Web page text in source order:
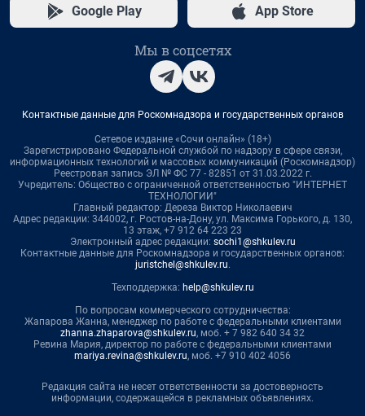
Google Play App Store
Мы в соцсетях
Контактные данные для Роскомнадзора и государственных органов
Сетевое издание «Сочи онлайн» (18+)
Зарегистрировано Федеральной службой по надзору в сфере связи,
информационных технологий и массовых коммуникаций (Роскомнадзор)
Реестровая запись ЭЛ № ФС 77 - 82851 от 31.03.2022 г.
Учредитель: Общество с ограниченной ответственностью "ИНТЕРНЕТ
ТЕХНОЛОГИИ"
Главный редактор: Дереза Виктор Николаевич
Адрес редакции: 344002, г. Ростов-на-Дону, ул. Максима Горького, д. 130,
13 этаж, +7 912 64 223 23
Электронный адрес редакции: sochi1@shkulev.ru
Контактные данные для Роскомнадзора и государственных органов:
juristchel@shkulev.ru.
Техподдержка: help@shkulev.ru
По вопросам коммерческого сотрудничества:
Жапарова Жанна, менеджер по работе с федеральными клиентами
zhanna.zhaparova@shkulev.ru, моб. + 7 982 640 34 32
Ревина Мария, директор по работе с федеральными клиентами
mariya.revina@shkulev.ru, моб. +7 910 402 4056
Редакция сайта не несет ответственности за достоверность
информации, содержащейся в рекламных объявлениях.